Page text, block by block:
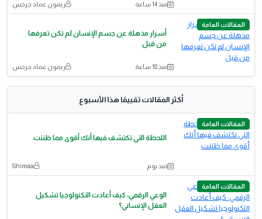
منذ 14 ساعة ريمون عماد جرجس
المقالات العامة
أسرار مذهلة عن جسم الإنسان لم تكن تعرفها
من قبل
منذ 18 ساعة ريمون عماد جرجس
أكثر المقالات تقييمًا هذا الأسبوع
المقالات العامة
اللحظة التي تكتشف فيها أنك أقوى مما ظننت
منذ يوم Shimaa
المقالات العامة
الوعي الرقمي: كيف أعادت التكنولوجيا تشكيل
العقل الإنساني؟